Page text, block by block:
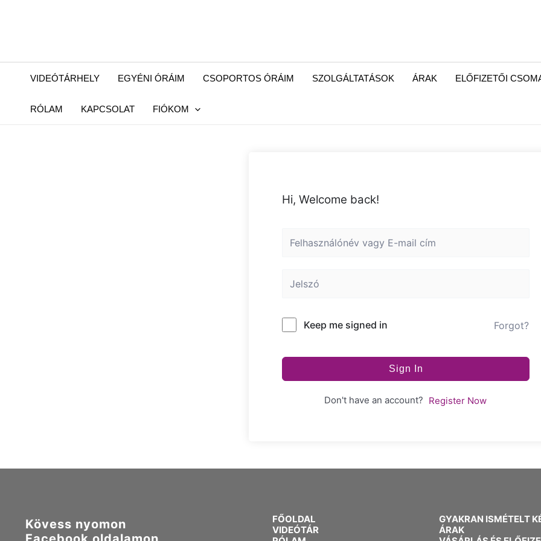
VIDEÓTÁRHELY EGYÉNI ÓRÁIM CSOPORTOS ÓRÁIM SZOLGÁLTATÁSOK ÁRAK ELŐFIZETŐI
RÓLAM KAPCSOLAT FIÓKOM
Hi, Welcome back!
Keep me signed in Forgot?
Sign In
Don't have an account? Register Now
Kövess nyomon
FŐOLDAL
VIDEÓTÁR
GYAKRAN ISMÉTELT
ÁRAK